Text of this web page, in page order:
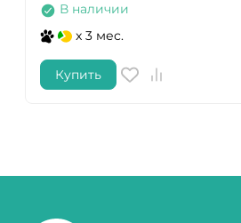
В наличии
x 3 мес.
Купить